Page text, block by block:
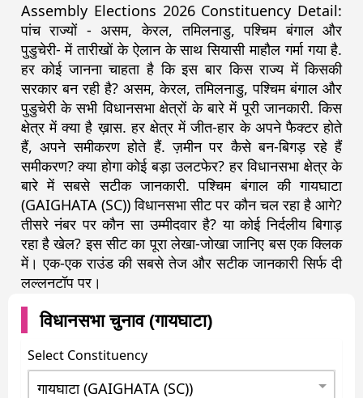
Assembly Elections 2026 Constituency Detail:
पांच राज्यों - असम, केरल, तमिलनाडु, पश्चिम बंगाल और
पुडुचेरी- में तारीखों के ऐलान के साथ सियासी माहौल गर्मा गया है.
हर कोई जानना चाहता है कि इस बार किस राज्य में किसकी
सरकार बन रही है? असम, केरल, तमिलनाडु, पश्चिम बंगाल और
पुडुचेरी के सभी विधानसभा क्षेत्रों के बारे में पूरी जानकारी. किस
क्षेत्र में क्या है ख़ास. हर क्षेत्र में जीत-हार के अपने फैक्टर होते
हैं, अपने समीकरण होते हैं. ज़मीन पर कैसे बन-बिगड़ रहे हैं
समीकरण? क्या होगा कोई बड़ा उलटफेर? हर विधानसभा क्षेत्र के
बारे में सबसे सटीक जानकारी. पश्चिम बंगाल की गायघाटा
(GAIGHATA (SC)) विधानसभा सीट पर कौन चल रहा है आगे?
तीसरे नंबर पर कौन सा उम्मीदवार है? या कोई निर्दलीय बिगाड़
रहा है खेल? इस सीट का पूरा लेखा-जोखा जानिए बस एक क्लिक
में। एक-एक राउंड की सबसे तेज और सटीक जानकारी सिर्फ दी
लल्लनटॉप पर।
विधानसभा चुनाव (गायघाटा)
Select Constituency